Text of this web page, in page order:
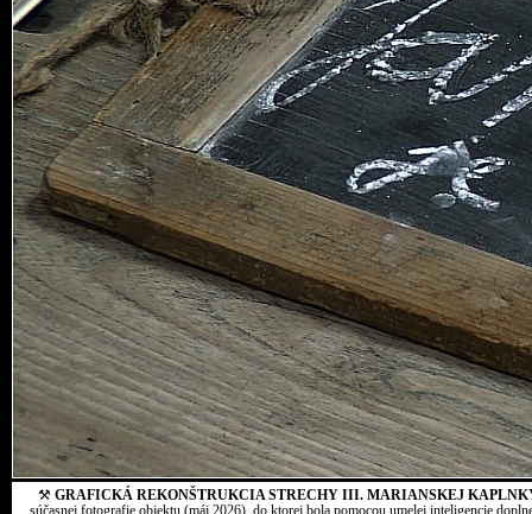
⚒ GRAFICKÁ REKONŠTRUKCIA STRECHY III. MARIANSKEJ
súčasnej fotografie objektu (máj 2026), do ktorej bola pomocou umelej inteligencie